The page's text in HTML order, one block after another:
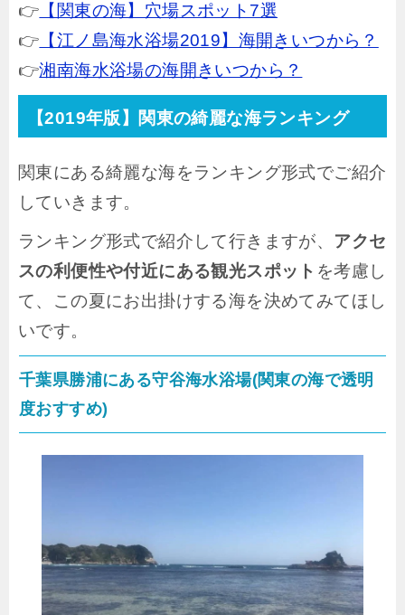
👉 【関東の海】穴場スポット7選
👉 【江ノ島海水浴場2019】海開きいつから？
👉湘南海水浴場の海開きいつから？
【2019年版】関東の綺麗な海ランキング
関東にある綺麗な海をランキング形式でご紹介
していきます。
ランキング形式で紹介して行きますが、 アクセ
スの利便性や付近にある観光スポット を考慮し
て、この夏にお出掛けする海を決めてみてほし
いです。
千葉県勝浦にある守谷海水浴場(関東の海で透明
度おすすめ)